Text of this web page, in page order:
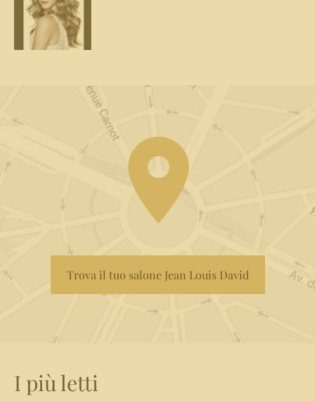
Trova il tuo salone Jean Louis David
I più letti